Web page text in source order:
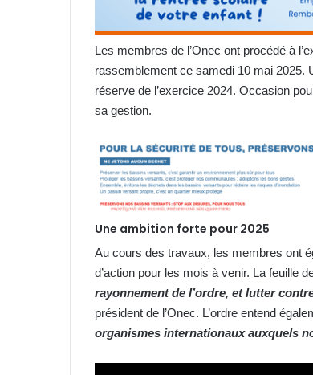
Les membres de l’Onec ont procédé à
rassemblement ce samedi 10 mai 2025.
réserve de l’exercice 2024. Occasion
sa gestion.
Une ambition forte pour 2025
Au cours des travaux, les membres ont
d’action pour les mois à venir. La feuille
rayonnement de l’ordre, et lutter
président de l’Onec. L’ordre entend
organismes internationaux auxquels